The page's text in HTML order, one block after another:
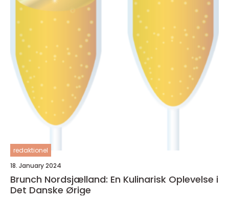
redaktionel
18. January 2024
Brunch Nordsjælland: En Kulinarisk Oplevelse i
Det Danske Ørige